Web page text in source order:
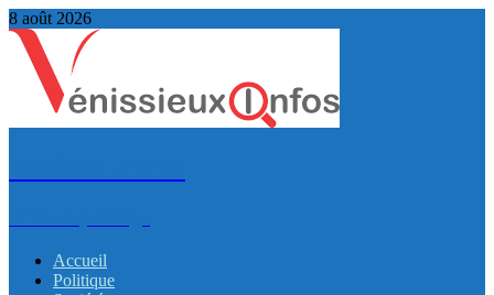
8 août 2026
Accueil
Politique